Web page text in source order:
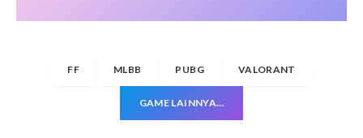
FF MLBB PUBG VALORANT
GAME LAINNYA…